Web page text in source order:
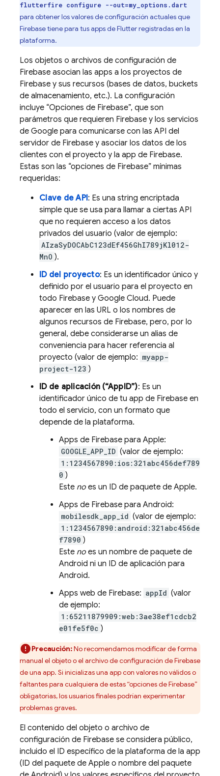
flutterfire configure --out=my_options.dart
para obtener los valores de configuración actuales que
Firebase tiene para tus apps de Flutter registradas en la
plataforma.
Los objetos o archivos de configuración de
Firebase asocian las apps a los proyectos de
Firebase y sus recursos (bases de datos, buckets
de almacenamiento, etc.). La configuración
incluye “Opciones de Firebase”, que son
parámetros que requieren Firebase y los servicios
de Google para comunicarse con las API del
servidor de Firebase y asociar los datos de los
clientes con el proyecto y la app de Firebase.
Estas son las “opciones de Firebase” mínimas
requeridas:
Clave de API: Es una string encriptada
simple que se usa para llamar a ciertas API
que no requieren acceso a los datos
privados del usuario (valor de ejemplo:
AIzaSyDOCAbC123dEf456GhI789jKl012-
MnO ).
ID del proyecto: Es un identificador único y
definido por el usuario para el proyecto en
todo Firebase y Google Cloud. Puede
aparecer en las URL o los nombres de
algunos recursos de Firebase, pero, por lo
general, debe considerarse un alias de
conveniencia para hacer referencia al
proyecto (valor de ejemplo: myapp-
project-123 )
ID de aplicación (“AppID”): Es un
identificador único de tu app de Firebase en
todo el servicio, con un formato que
depende de la plataforma.
Apps de Firebase para Apple:
GOOGLE_APP_ID (valor de ejemplo:
1:1234567890:ios:321abc456def789
0 )
Este no es un ID de paquete de Apple.
Apps de Firebase para Android:
mobilesdk_app_id (valor de ejemplo:
1:1234567890:android:321abc456de
f7890 )
Este no es un nombre de paquete de
Android ni un ID de aplicación para
Android.
Apps web de Firebase: appId (valor
de ejemplo:
1:65211879909:web:3ae38ef1cdcb2
e01fe5f0c )
Precaución:No recomendamos modificar de forma
manual el objeto o el archivo de configuración de Firebase
de una app. Si inicializas una app con valores no válidos o
faltantes para cualquiera de estas “opciones de Firebase”
obligatorias, los usuarios finales podrían experimentar
problemas graves.
El contenido del objeto o archivo de
configuración de Firebase se considera público,
incluido el ID específico de la plataforma de la app
(ID del paquete de Apple o nombre del paquete